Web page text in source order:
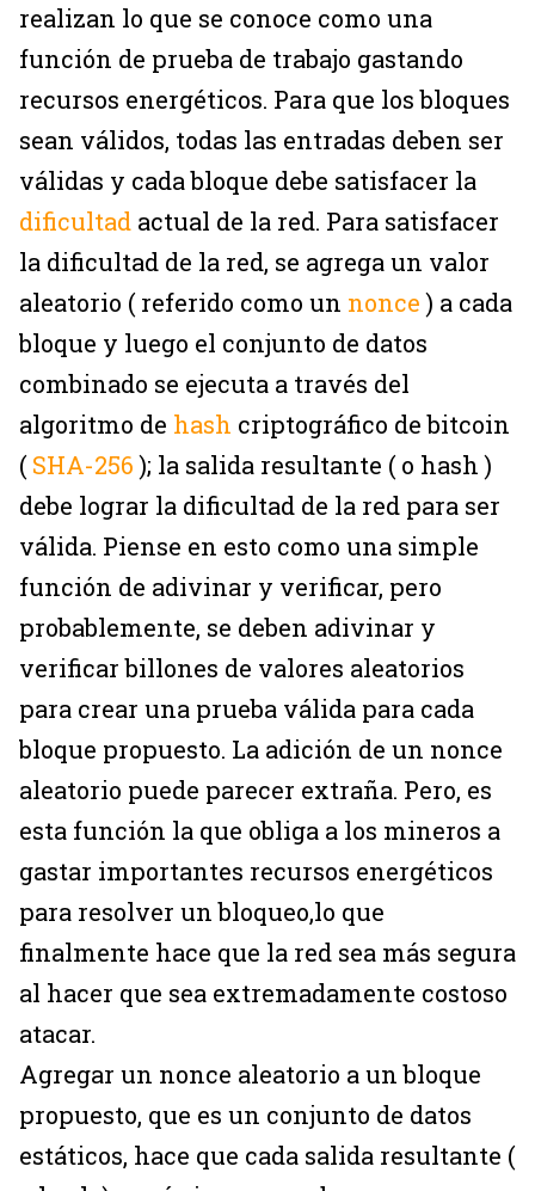
realizan lo que se conoce como una
función de prueba de trabajo gastando
recursos energéticos. Para que los bloques
sean válidos, todas las entradas deben ser
válidas y cada bloque debe satisfacer la
dificultad actual de la red. Para satisfacer
la dificultad de la red, se agrega un valor
aleatorio ( referido como un nonce) a cada
bloque y luego el conjunto de datos
combinado se ejecuta a través del
algoritmo de hash criptográfico de bitcoin
(SHA-256); la salida resultante ( o hash )
debe lograr la dificultad de la red para ser
válida. Piense en esto como una simple
función de adivinar y verificar, pero
probablemente, se deben adivinar y
verificar billones de valores aleatorios
para crear una prueba válida para cada
bloque propuesto. La adición de un nonce
aleatorio puede parecer extraña. Pero, es
esta función la que obliga a los mineros a
gastar importantes recursos energéticos
para resolver un bloqueo,lo que
finalmente hace que la red sea más segura
al hacer que sea extremadamente costoso
atacar.
Agregar un nonce aleatorio a un bloque
propuesto, que es un conjunto de datos
estáticos, hace que cada salida resultante (